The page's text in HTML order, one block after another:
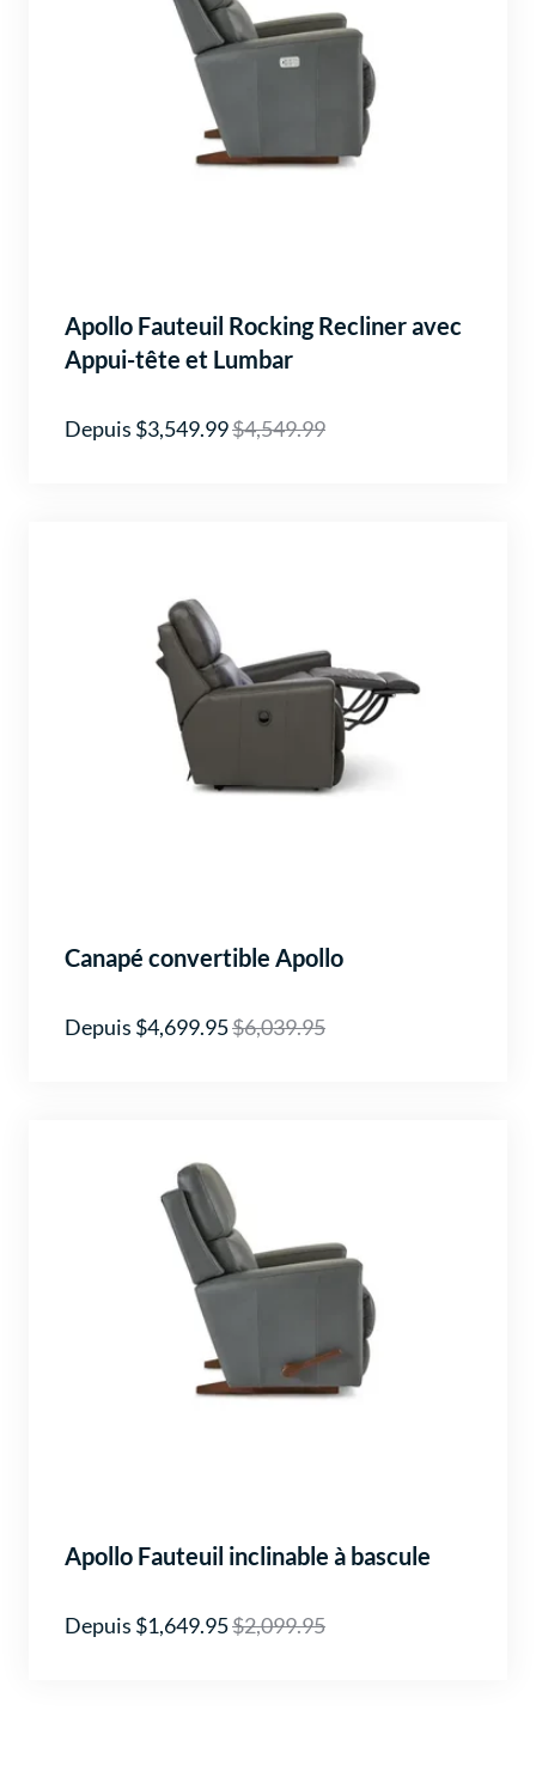
Apollo Fauteuil Rocking Recliner avec
Appui-tête et Lumbar
Depuis $3,549.99$4,549.99
Canapé convertible Apollo
Depuis $4,699.95$6,039.95
Apollo Fauteuil inclinable à bascule
Depuis $1,649.95$2,099.95